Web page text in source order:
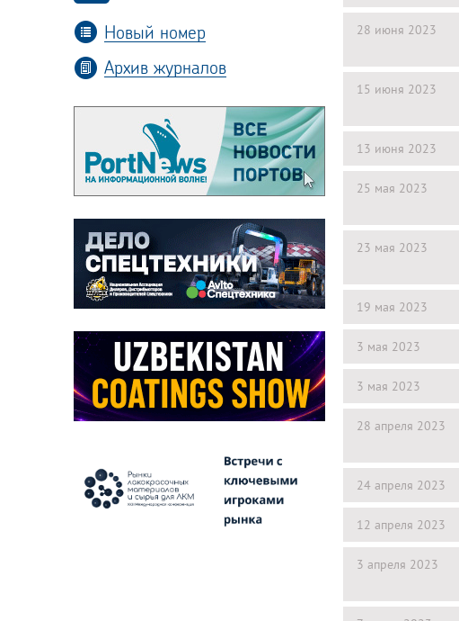
Новый номер
Архив журналов
28 июня 2023
15 июня 2023
13 июня 2023
25 мая 2023
23 мая 2023
19 мая 2023
3 мая 2023
3 мая 2023
28 апреля 2023
24 апреля 2023
12 апреля 2023
3 апреля 2023